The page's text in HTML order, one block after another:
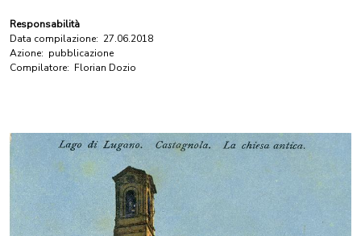
Responsabilità
Data compilazione: 27.06.2018
Azione: pubblicazione
Compilatore: Florian Dozio